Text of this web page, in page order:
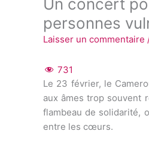
Un concert
personnes
Laisser un commentaire
731
Le 23 février, le
aux âmes trop souvent
flambeau de solidarité,
entre les cœurs.